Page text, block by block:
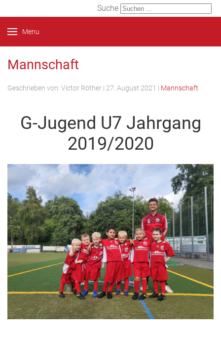
Suche
Menu
Mannschaft
Geschrieben von: Victor Röther | 27. August 2021 | Mannschaft
G-Jugend U7 Jahrgang
2019/2020